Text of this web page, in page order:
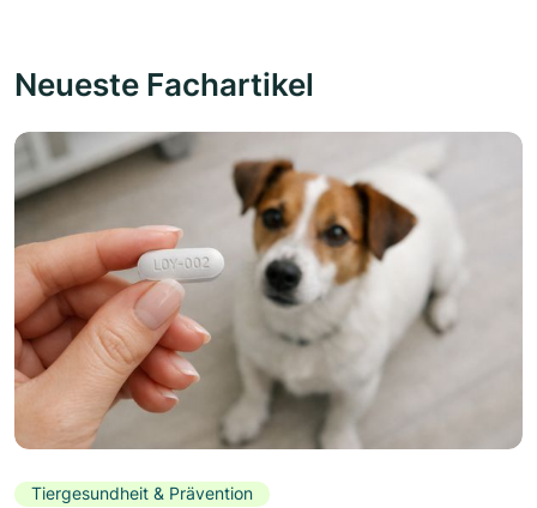
Neueste Fachartikel
Tiergesundheit & Prävention